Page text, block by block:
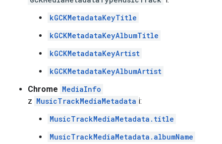
kGCKMetadataKeyTitle
kGCKMetadataKeyAlbumTitle
kGCKMetadataKeyArtist
kGCKMetadataKeyAlbumArtist
Chrome MediaInfo
z MusicTrackMediaMetadata i:
MusicTrackMediaMetadata.title
MusicTrackMediaMetadata.albumName